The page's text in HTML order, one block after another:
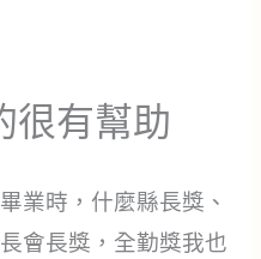
很有幫助
業時，什麼縣長獎、
會長獎，全勤獎我也